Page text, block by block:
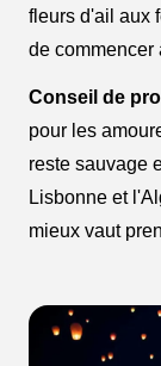
fleurs d'ail aux
de commencer
Conseil de
pour les
reste sauvage
Lisbonne et
mieux vaut